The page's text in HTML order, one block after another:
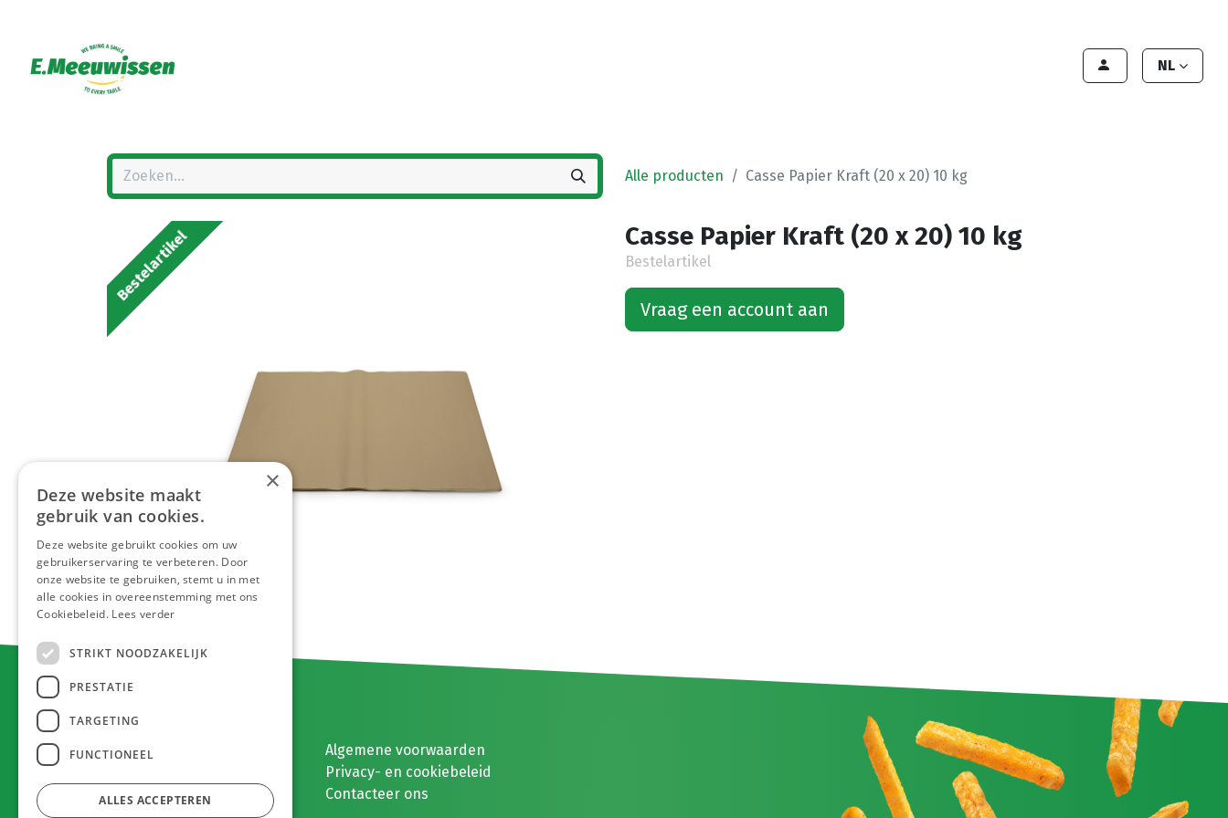
NL
Alle producten Casse Papier Kraft (20 x 20) 10 kg
Bestelartikel Casse Papier Kraft (20 x 20) 10 kg
Bestelartikel
Vraag een account aan
E. MEEUWISSEN BV
Gaston Eyskenslaan 2
3900 Pelt, België
Algemene voorwaarden
Privacy- en cookiebeleid
Contacteer ons
×
Deze website maakt
gebruik van cookies.
Deze website gebruikt cookies om uw
gebruikerservaring te verbeteren. Door
onze website te gebruiken, stemt u in met
alle cookies in overeenstemming met ons
Cookiebeleid. Lees verder
STRIKT NOODZAKELIJK
PRESTATIE
TARGETING
FUNCTIONEEL
ALLES ACCEPTEREN